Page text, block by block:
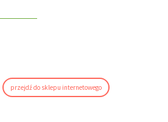
przejdź do sklepu internetowego